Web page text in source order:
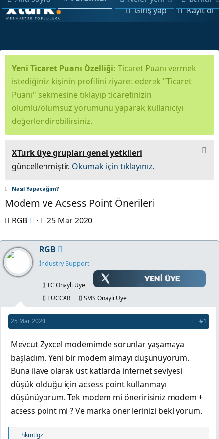
Giriş yap Kayıt ol
Yeni Ticaret Puanı Özelliği: Ticaret Puanı vermek
istediğiniz kişinin profilini ziyaret ederek "Ticaret
Puanı" sekmesine tıklayıp ticaretinizin
olumlu/olumsuz yorumunu yaparak kullanıcıyı
değerlendirebilirsiniz.
XTurk üye grupları genel yetkileri
güncellenmiştir. Okumak için tıklayınız.
Nasıl Yapacağım?
Modem ve Acsess Point Önerileri
K
n
b
u
b
a
ş
l
a
a
RGB
B
ş
l
n
g
ı
a
i
i
25 Mar 2020
RGB
İndustry Support
TC Onaylı Üye
TÜCCAR
SMS Onaylı Üye
25 Mar 2020 #1
Mevcut Zyxcel modemimde sorunlar yaşamaya
başladım. Yeni bir modem almayı düşünüyorum.
Buna ilave olarak üst katlarda internet seviyesi
düşük olduğu için acsess point kullanmayı
düşünüyorum. Tek modem mi öneririsiniz modem +
acsess point mi ? Ve marka önerilerinizi bekliyorum.
T
hkmtlgz